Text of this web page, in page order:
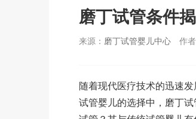
磨丁试管条件
来源： 磨丁试管婴儿中心 作者
随着现代医疗技术的迅速
试管婴儿的选择中，磨丁